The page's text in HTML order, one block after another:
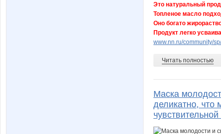
Это натуральный
Топленое масло
Оно богато
Продукт легко
www.nn.ru/community/
Читать полностью
Маска
деликатно, что